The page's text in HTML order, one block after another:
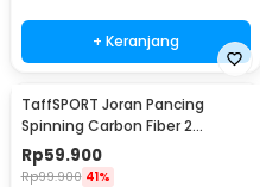
+ Keranjang
TaffSPORT Joran Pancing
Spinning Carbon Fiber 2
Section 1.8M - TM0156
Rp59.900
Rp99.900 41%